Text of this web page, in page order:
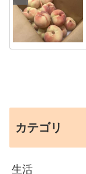
カテゴリ
生活